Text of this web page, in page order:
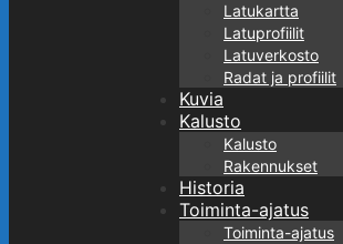
Latukartta
Latuprofiilit
Latuverkosto
Radat ja profiilit
Kuvia
Kalusto
Kalusto
Rakennukset
Historia
Toiminta-ajatus
Toiminta-ajatus